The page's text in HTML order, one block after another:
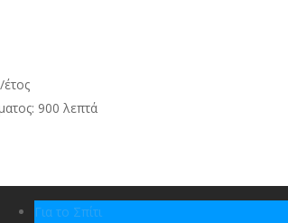
900 λεπτά
Για το Σπίτι